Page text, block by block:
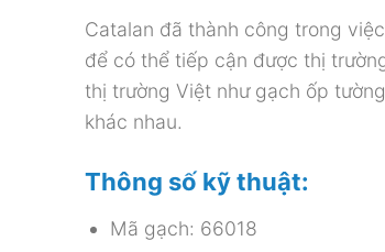
Catalan đã thành công trong
để có thể tiếp cận được thị
thị trường Việt như gạch ốp
khác nhau.
Thông số kỹ thuật:
Mã gạch: 66018